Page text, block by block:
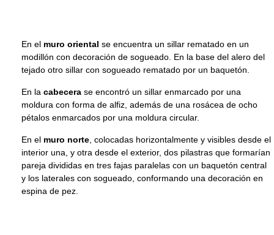
En el muro oriental se encuentra un sillar rematado en un
modillón con decoración de sogueado. En la base del alero del
tejado otro sillar con sogueado rematado por un baquetón.
En la cabecera se encontró un sillar enmarcado por una
moldura con forma de alfiz, además de una rosácea de ocho
pétalos enmarcados por una moldura circular.
En el muro norte , colocadas horizontalmente y visibles desde el
interior una, y otra desde el exterior, dos pilastras que formarían
pareja divididas en tres fajas paralelas con un baquetón central
y los laterales con sogueado, conformando una decoración en
espina de pez.